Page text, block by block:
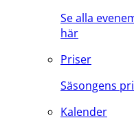
Se alla
här
Priser
Säsongens
Kalender